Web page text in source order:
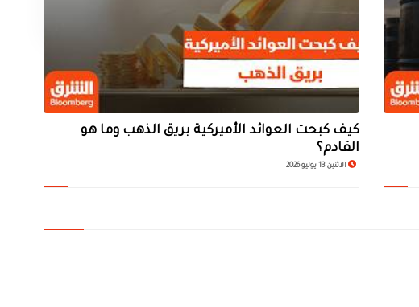
كيف كبحت العوائد الأميركية بريق الذهب وما هو
القادم؟
الاثنين 13 يوليو 2026